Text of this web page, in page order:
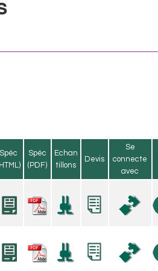
Spéc
Spéc
(PDF)
Echan
tillons
Devis
Se
connecte
avec